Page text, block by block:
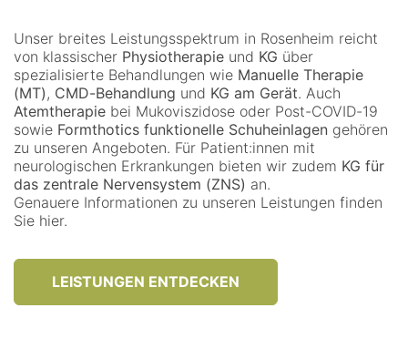
Unser breites Leistungsspektrum in Rosenheim reicht
von klassischer Physiotherapie und KG über
spezialisierte Behandlungen wie Manuelle Therapie
(MT) , CMD-Behandlung und KG am Gerät. Auch
Atemtherapie bei Mukoviszidose oder Post-COVID-19
sowie Formthotics funktionelle Schuheinlagen gehören
zu unseren Angeboten. Für Patient:innen mit
neurologischen Erkrankungen bieten wir zudem KG für
das zentrale Nervensystem (ZNS) an.
Genauere Informationen zu unseren Leistungen finden
Sie hier.
LEISTUNGEN ENTDECKEN